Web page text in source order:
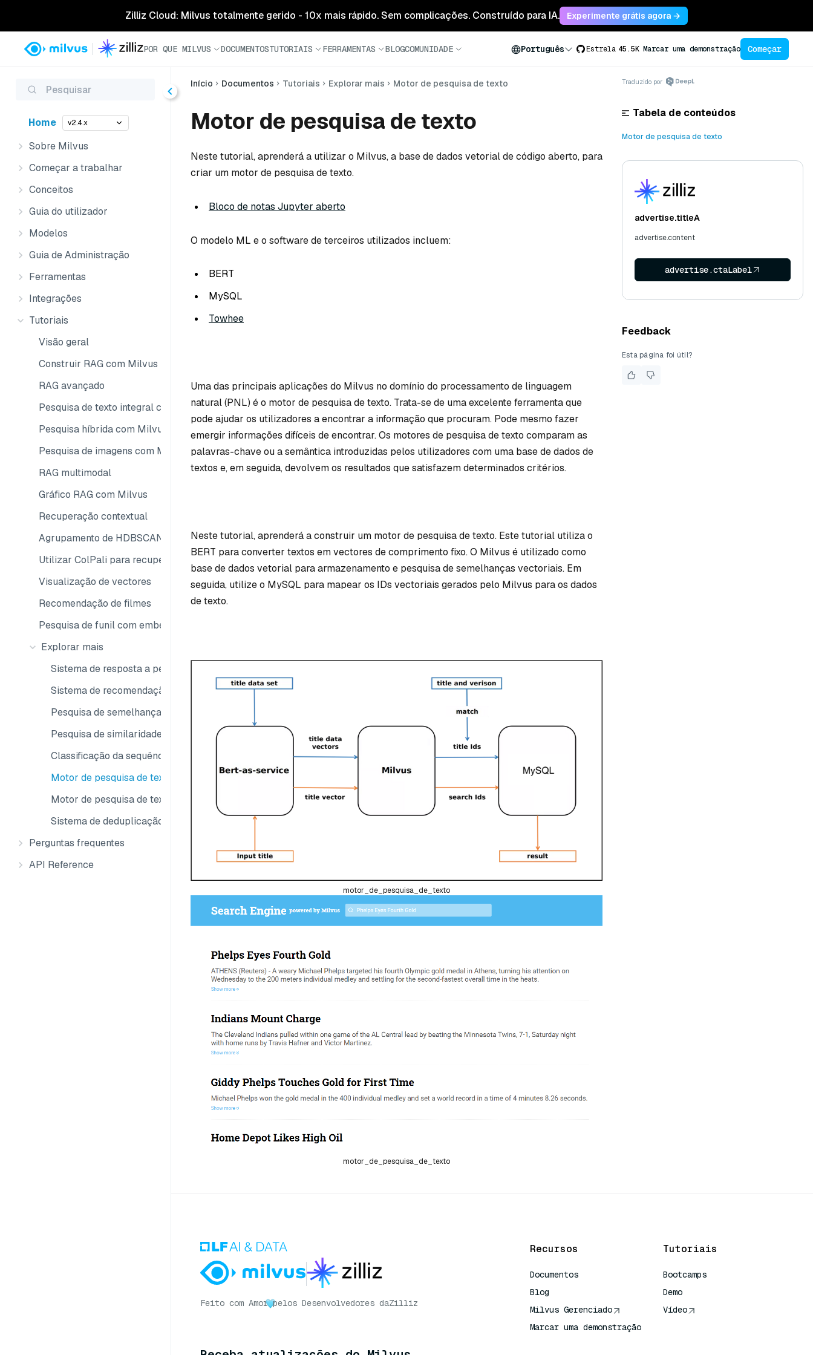
Zilliz Cloud: Milvus totalmente gerido - 10x mais rápido. Sem complicações. Construído para IA. Experimente grátis agora →
POR QUE MILVUS DOCUMENTOSTUTORIAIS FERRAMENTAS BLOGCOMUNIDADE Português Estrela 45.5K Marcar uma demonstração Começar
Pesquisar
Home v2.4.x
Sobre Milvus
Começar a trabalhar
Conceitos
Guia do utilizador
Modelos
Guia de Administração
Ferramentas
Integrações
Tutoriais
Visão geral
Construir RAG com Milvus
RAG avançado
Pesquisa de texto integral com Milvus
Pesquisa híbrida com Milvus
Pesquisa de imagens com Milvus
RAG multimodal
Gráfico RAG com Milvus
Recuperação contextual
Agrupamento de HDBSCAN
Utilizar ColPali para recuperação multimodal
Visualização de vectores
Recomendação de filmes
Pesquisa de funil com embeddings Matryoshka
Explorar mais
Sistema de resposta a perguntas
Sistema de recomendação
Pesquisa de semelhança de vídeo
Pesquisa de similaridade de áudio
Classificação da sequência de ADN
Motor de pesquisa de texto
Motor de pesquisa de texto para imagem
Sistema de deduplicação de imagens
Perguntas frequentes
API Reference
Início Documentos Tutoriais Explorar mais Motor de pesquisa de texto
Motor de pesquisa de texto
Neste tutorial, aprenderá a utilizar o Milvus, a base de dados vetorial de código aberto, para
criar um motor de pesquisa de texto.
Bloco de notas Jupyter aberto
O modelo ML e o software de terceiros utilizados incluem:
BERT
MySQL
Towhee
Uma das principais aplicações do Milvus no domínio do processamento de linguagem
natural (PNL) é o motor de pesquisa de texto. Trata-se de uma excelente ferramenta que
pode ajudar os utilizadores a encontrar a informação que procuram. Pode mesmo fazer
emergir informações difíceis de encontrar. Os motores de pesquisa de texto comparam as
palavras-chave ou a semântica introduzidas pelos utilizadores com uma base de dados de
textos e, em seguida, devolvem os resultados que satisfazem determinados critérios.
Neste tutorial, aprenderá a construir um motor de pesquisa de texto. Este tutorial utiliza o
BERT para converter textos em vectores de comprimento fixo. O Milvus é utilizado como
base de dados vetorial para armazenamento e pesquisa de semelhanças vectoriais. Em
seguida, utilize o MySQL para mapear os IDs vectoriais gerados pelo Milvus para os dados
de texto.
motor_de_pesquisa_de_texto
motor_de_pesquisa_de_texto
Traduzido por
Tabela de conteúdos
Motor de pesquisa de texto
advertise.titleA
advertise.content
advertise.ctaLabel
Feedback
Esta página foi útil?
Feito com Amor pelos Desenvolvedores daZilliz
Recursos
Documentos
Blog
Milvus Gerenciado
Marcar uma demonstração
Tutoriais
Bootcamps
Demo
Vídeo